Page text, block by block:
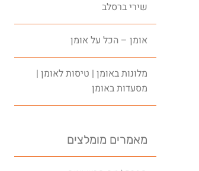
שירי ברסלב
אומן – הכל על אומן
מלונות באומן | טיסות לאומן |
מסעדות באומן
מאמרים מומלצים